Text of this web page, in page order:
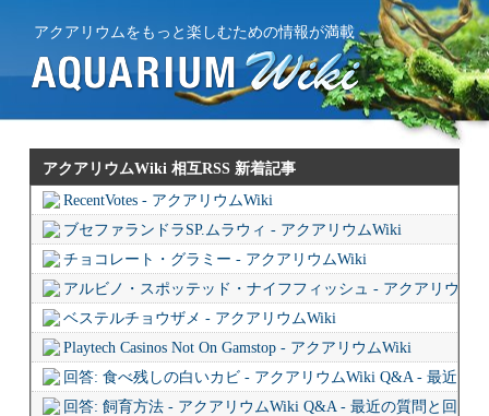
アクアリウムをもっと楽しむための情報が満載
アクアリウムWiki 相互RSS 新着記事
RecentVotes - アクアリウムWiki
ブセファランドラSP.ムラウィ - アクアリウムWiki
チョコレート・グラミー - アクアリウムWiki
アルビノ・スポッテッド・ナイフフィッシュ - アクアリウム
ベステルチョウザメ - アクアリウムWiki
Playtech Casinos Not On Gamstop - アクアリウムWiki
回答: 食べ残しの白いカビ - アクアリウムWiki Q&A - 最近の
回答: 飼育方法 - アクアリウムWiki Q&A - 最近の質問と回答